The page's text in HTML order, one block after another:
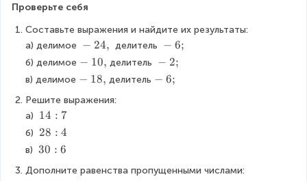
Проверьте себя
Составьте выражения и найдите их результаты:
а) делимое -
,
− 24, делитель -
6
− 6;
б) делимое -
0
− 10, делитель -
− 2;
в) делимое -
1
− 18, делитель -
− 6;
Решите выражения:
а) 1
4
:
7
14 : 7
б) 2
8
4
28 : 4
в) 3
:
30 : 6
Дополните равенства пропущенными числами: